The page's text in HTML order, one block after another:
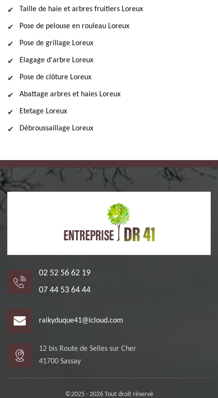
Taille de haie et arbres fruitiers Loreux
Pose de pelouse en rouleau Loreux
Pose de grillage Loreux
Elagage d'arbre Loreux
Pose de clôture Loreux
Abattage arbres et haies Loreux
Etetage Loreux
Débroussaillage Loreux
02 52 56 62 19
07 44 53 64 44
raikyduque41@icloud.com
12 bis Route de Selles sur Cher
41700 Sassay
©2025 - 2026 Tout droit réservé